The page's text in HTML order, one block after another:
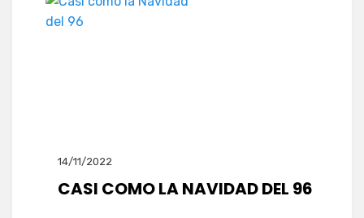
14/11/2022
CASI COMO LA NAVIDAD DEL 96